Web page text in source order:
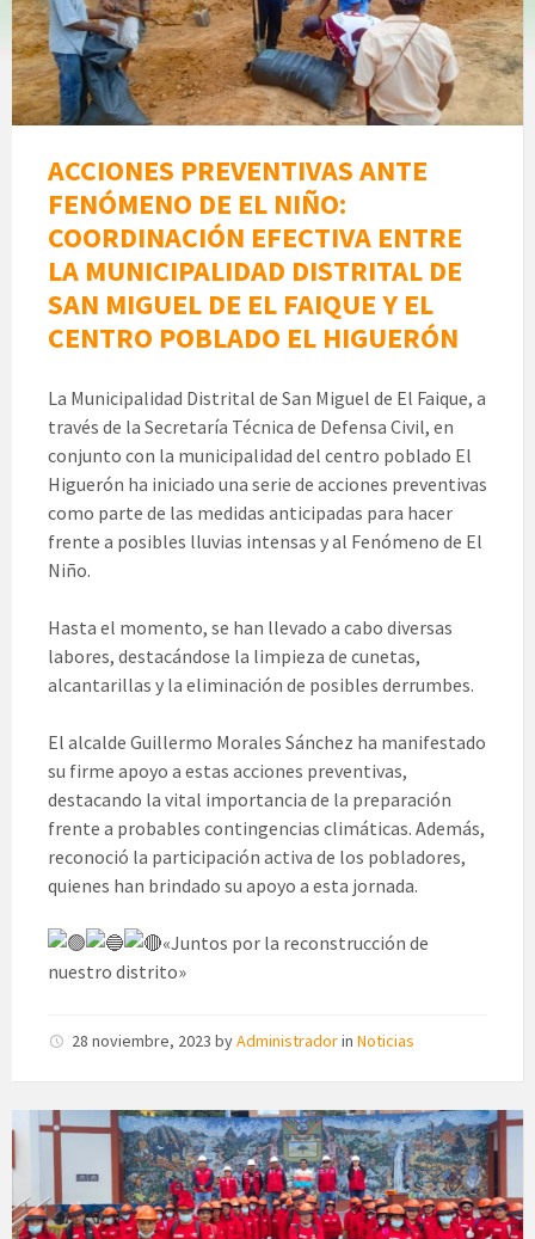
ACCIONES PREVENTIVAS ANTE
FENÓMENO DE EL NIÑO:
COORDINACIÓN EFECTIVA ENTRE
LA MUNICIPALIDAD DISTRITAL DE
SAN MIGUEL DE EL FAIQUE Y EL
CENTRO POBLADO EL HIGUERÓN
La Municipalidad Distrital de San Miguel de El Faique, a
través de la Secretaría Técnica de Defensa Civil, en
conjunto con la municipalidad del centro poblado El
Higuerón ha iniciado una serie de acciones preventivas
como parte de las medidas anticipadas para hacer
frente a posibles lluvias intensas y al Fenómeno de El
Niño.
Hasta el momento, se han llevado a cabo diversas
labores, destacándose la limpieza de cunetas,
alcantarillas y la eliminación de posibles derrumbes.
El alcalde Guillermo Morales Sánchez ha manifestado
su firme apoyo a estas acciones preventivas,
destacando la vital importancia de la preparación
frente a probables contingencias climáticas. Además,
reconoció la participación activa de los pobladores,
quienes han brindado su apoyo a esta jornada.
«Juntos por la reconstrucción de
nuestro distrito»
28 noviembre, 2023 byAdministradorin Noticias